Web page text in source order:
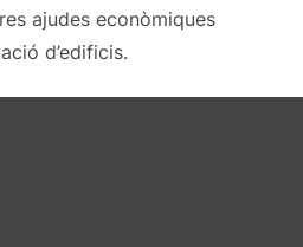
ajudes econòmiques
d’edificis.